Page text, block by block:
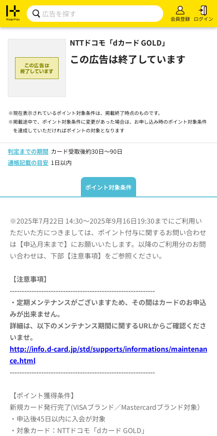
会員登録 ログイン
NTTドコモ「dカード GOLD」
この広告は終了しています
※現在表示されているポイント対象条件は、掲載終了時点のものです。
※掲載途中で、ポイント対象条件に変更があった場合は、お申し込み時のポイント対象条件
を達成していただければポイントの対象となります
判定までの期間 カード受取後約30日～90日
通帳記載の目安 1日以内
ポイント対象条件
※2025年7月22日 14:30～2025年9月16日19:30までにご利用い
ただいた方につきましては、ポイント付与に関するお問い合わせ
は【申込月末まで】にお願いいたします。以降のご利用分のお問
い合わせは、下部【注意事項】をご参照ください。
【注意事項】
------------------------------------------------------------
・定期メンテナンスがございますため、その間はカードのお申込
みが出来ません。
詳細は、以下のメンテナンス期間に関するURLからご確認くださ
いませ。
http://info.d-card.jp/std/supports/informations/maintenan
ce.html
------------------------------------------------------------
【ポイント獲得条件】
新規カード発行完了(VISAブランド／Mastercardブランド対象）
・申込後45日以内に入会が対象
・対象カード：NTTドコモ「dカード GOLD」